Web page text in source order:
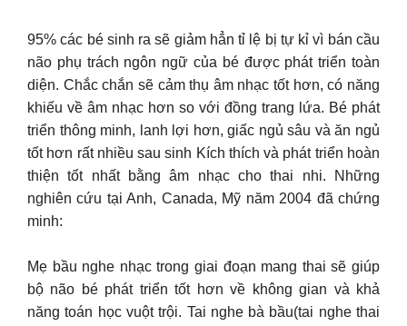
95% các bé sinh ra sẽ giảm hẳn tỉ lệ bị tự kỉ vì bán cầu
não phụ trách ngôn ngữ của bé được phát triển toàn
diện. Chắc chắn sẽ cảm thụ âm nhạc tốt hơn, có năng
khiếu về âm nhạc hơn so với đồng trang lứa. Bé phát
triển thông minh, lanh lợi hơn, giấc ngủ sâu và ăn ngủ
tốt hơn rất nhiều sau sinh Kích thích và phát triển hoàn
thiện tốt nhất bằng âm nhạc cho thai nhi. Những
nghiên cứu tại Anh, Canada, Mỹ năm 2004 đã chứng
minh:
Mẹ bầu nghe nhạc trong giai đoạn mang thai sẽ giúp
bộ não bé phát triển tốt hơn về không gian và khả
năng toán học vuột trội. Tai nghe bà bầu(tai nghe thai